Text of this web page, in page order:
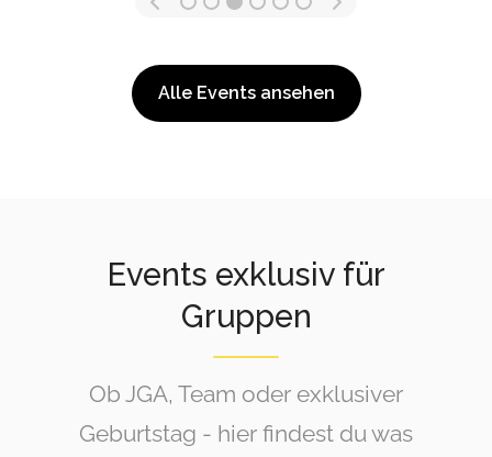
Alle Events ansehen
Events exklusiv für
Gruppen
Ob JGA, Team oder exklusiver
Geburtstag - hier findest du was